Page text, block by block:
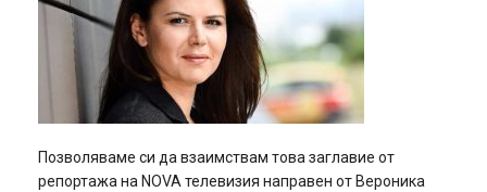
Позволяваме си да взаимствам това заглавие от
репортажа на NOVA телевизия направен от Вероника